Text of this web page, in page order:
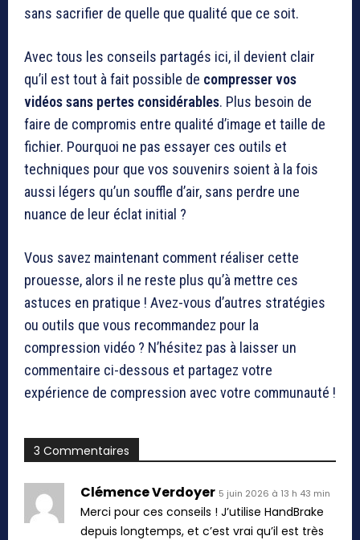
sans sacrifier de quelle que qualité que ce soit.
Avec tous les conseils partagés ici, il devient clair
qu’il est tout à fait possible de compresser vos
vidéos sans pertes considérables. Plus besoin de
faire de compromis entre qualité d’image et taille de
fichier. Pourquoi ne pas essayer ces outils et
techniques pour que vos souvenirs soient à la fois
aussi légers qu’un souffle d’air, sans perdre une
nuance de leur éclat initial ?
Vous savez maintenant comment réaliser cette
prouesse, alors il ne reste plus qu’à mettre ces
astuces en pratique ! Avez-vous d’autres stratégies
ou outils que vous recommandez pour la
compression vidéo ? N’hésitez pas à laisser un
commentaire ci-dessous et partagez votre
expérience de compression avec votre communauté !
3 Commentaires
Clémence Verdoyer 5 juin 2026 à 13 h 43 min
Merci pour ces conseils ! J’utilise HandBrake
depuis longtemps, et c’est vrai qu’il est très